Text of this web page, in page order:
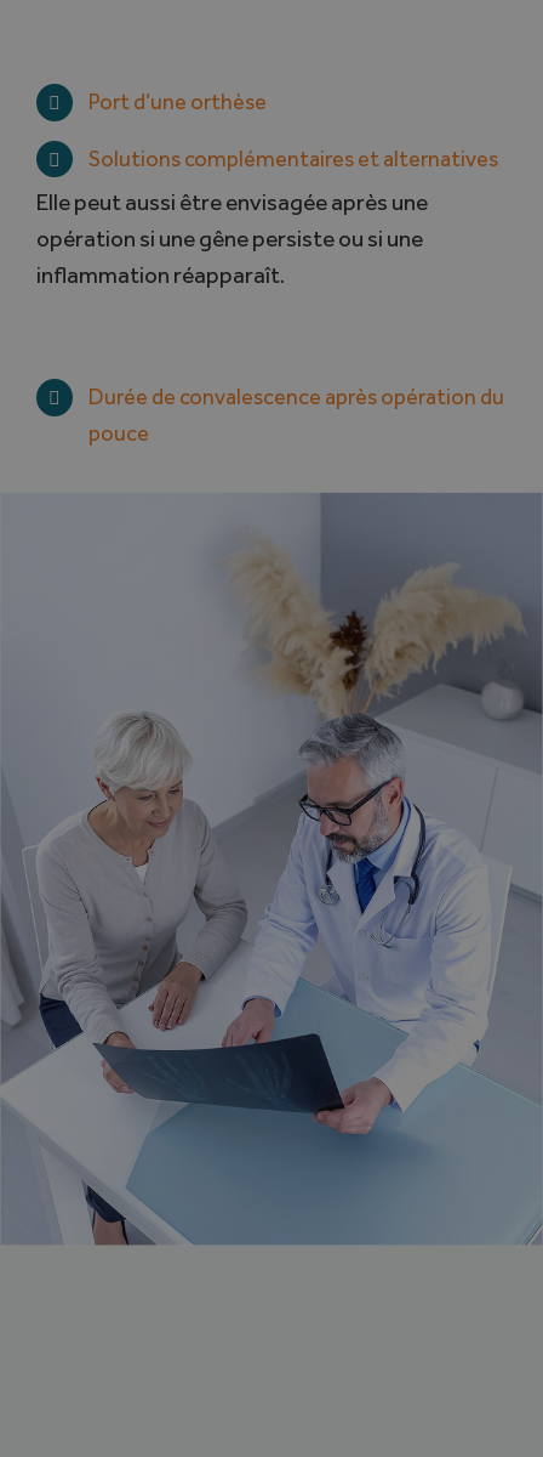
Port d’une orthèse
Solutions complémentaires et alternatives
Elle peut aussi être envisagée après une
opération si une gêne persiste ou si une
inflammation réapparaît.
Durée de convalescence après opération du
pouce